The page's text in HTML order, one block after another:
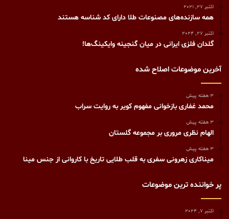
اکتبر 27, 2021
همه سازنده‌های مصنوعات طلا دارای کد شناسه هستند
اکتبر 27, 2024
گلدان فلزی ایرانی در میان گنجینه‌ وایکینگ‌ها!
آخرین موضوعات اصلاح شده
3 هفته پیش
محمد غفاری بازخوانی مفهوم کویر به روایت سراب
3 هفته پیش
الهام نظری مروری بر مجموعه گلستان
3 هفته پیش
میناکاری زهرونی سفری به قلب طلایی تاریخ با کاروانی از جنس مینا
پر خواننده ترین موضوعات
اکتبر 7, 2024